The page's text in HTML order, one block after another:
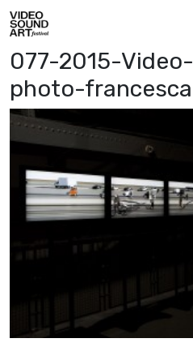
Vai al contenuto
Video Sound Art
077-2015-
photo-